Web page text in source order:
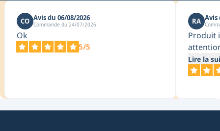
CO Avis du 06/08/2026
Commande du 24/07/2026
Ok
5/5
RA Avis
Produit
Lire la